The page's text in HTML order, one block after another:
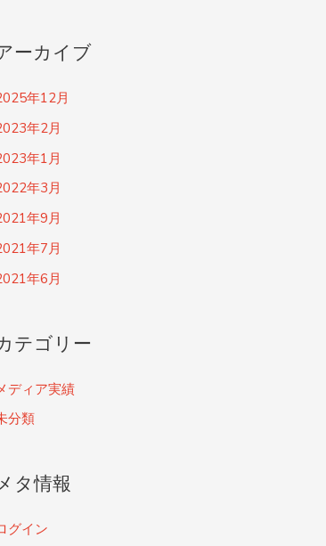
ーカイブ
年12月
年2月
年1月
年3月
年9月
年7月
年6月
テゴリー
ディア実績
分類
タ情報
グイン